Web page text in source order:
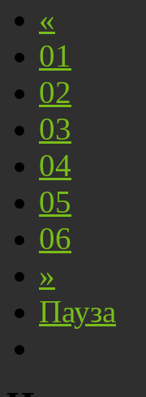
«
01
02
03
04
05
06
»
Пауза